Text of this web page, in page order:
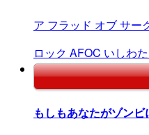
ア フラッド オブ サー
ロック AFOC いしわ
もしもあなたがゾンビ